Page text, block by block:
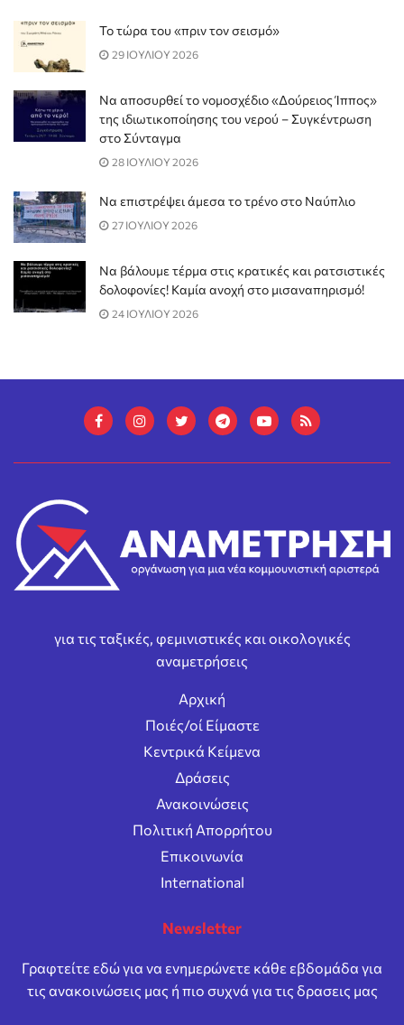
Το τώρα του «πριν τον σεισμό»
29 ΙΟΥΛΙΟΥ 2026
Να αποσυρθεί το νομοσχέδιο «Δούρειος Ίππος»
της ιδιωτικοποίησης του νερού – Συγκέντρωση
στο Σύνταγμα
28 ΙΟΥΛΙΟΥ 2026
Να επιστρέψει άμεσα το τρένο στο Ναύπλιο
27 ΙΟΥΛΙΟΥ 2026
Να βάλουμε τέρμα στις κρατικές και ρατσιστικές
δολοφονίες! Καμία ανοχή στο μισαναπηρισμό!
24 ΙΟΥΛΙΟΥ 2026
για τις ταξικές, φεμινιστικές και οικολογικές
αναμετρήσεις
Αρχική
Ποιές/οί Είμαστε
Κεντρικά Κείμενα
Δράσεις
Ανακοινώσεις
Πολιτική Απορρήτου
Επικοινωνία
International
Newsletter
Γραφτείτε εδώ για να ενημερώνετε κάθε εβδομάδα για
τις ανακοινώσεις μας ή πιο συχνά για τις δρασεις μας